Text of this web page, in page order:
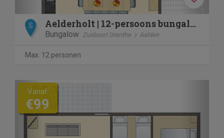
S Aelderholt | 12-persoons bungalow | 12EL
Bungalow Zuidoost Drenthe Aalden
Max. 12 personen
Previous
Vanaf
€99